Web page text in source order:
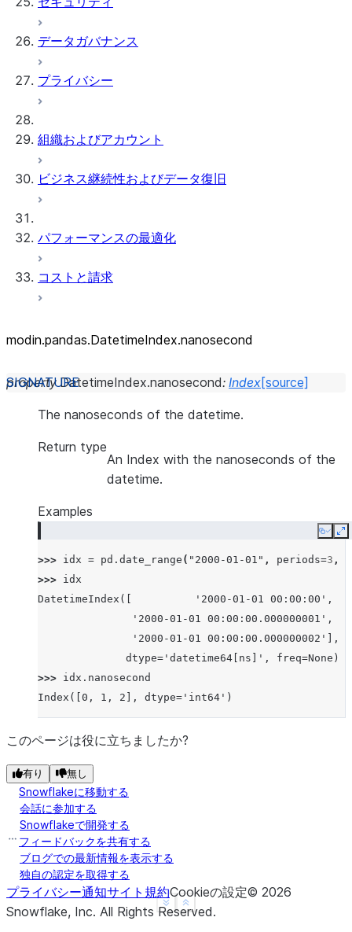
データガバナンス
プライバシー
組織およびアカウント
ビジネス継続性およびデータ復旧
パフォーマンスの最適化
コストと請求
modin.pandas.DatetimeIndex.nanosecond
property DatetimeIndex.nanosecond: Index[source]
The nanoseconds of the datetime.
Return type
An Index with the nanoseconds of the
datetime.
Examples
Copy
>>> idx = pd . date_range ( "2000-01-01" , periods=3 ,
>>> idx
DatetimeIndex([          '2000-01-01 00:00:00',
               '2000-01-01 00:00:00.000000001',
               '2000-01-01 00:00:00.000000002'],
              dtype='datetime64[ns]', freq=None)
>>> idx . nanosecond
Index([0, 1, 2], dtype='int64')
Show less
See more
このページは役に立ちましたか?
有り 無し
Snowflakeに移動する
会話に参加する
Snowflakeで開発する
フィードバックを共有する
ブログでの最新情報を表示する
独自の認定を取得する
プライバシー通知サイト規約Cookieの設定© 2026
Snowflake, Inc. All Rights Reserved.